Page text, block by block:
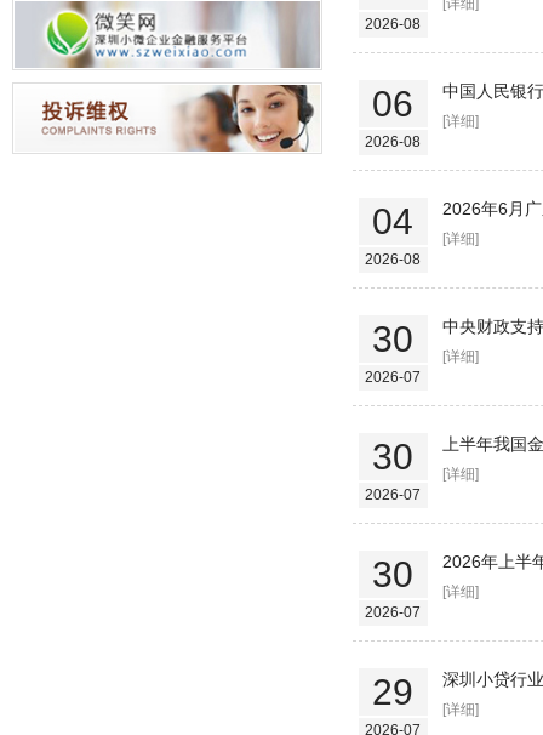
2026-08
[详细]
06
2026-08
中国人民银
[详细]
04
2026-08
2026年6月
[详细]
30
2026-07
中央财政支
[详细]
30
2026-07
上半年我国
[详细]
30
2026-07
2026年上半
[详细]
29
2026-07
深圳小贷行
[详细]